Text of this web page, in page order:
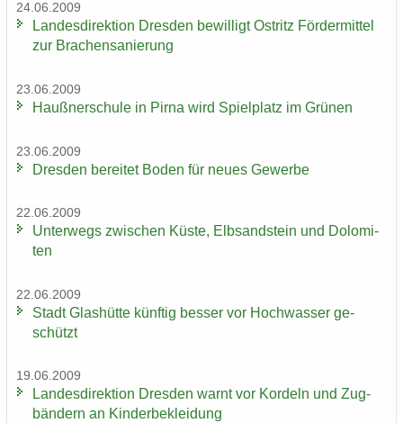
24.06.2009
Lan­des­di­rek­ti­on Dres­den be­wil­ligt Ost­ritz För­der­mit­tel
zur Bra­chen­sa­nie­rung
23.06.2009
Hauß­ner­schu­le in Pirna wird Spiel­platz im Grü­nen
23.06.2009
Dres­den be­rei­tet Boden für neues Ge­wer­be
22.06.2009
Un­ter­wegs zwi­schen Küste, Elb­sand­stein und Do­lo­mi­
ten
22.06.2009
Stadt Glas­hüt­te künf­tig bes­ser vor Hoch­was­ser ge­
schützt
19.06.2009
Lan­des­di­rek­ti­on Dres­den warnt vor Kor­deln und Zug­
bän­dern an Kin­der­be­klei­dung